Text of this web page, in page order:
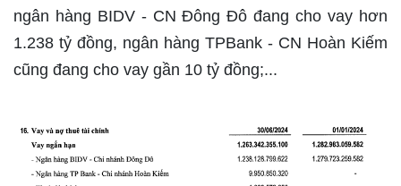
ngân hàng BIDV - CN Đông Đô đang cho vay hơn
1.238 tỷ đồng, ngân hàng TPBank - CN Hoàn Kiếm
cũng đang cho vay gần 10 tỷ đồng;...